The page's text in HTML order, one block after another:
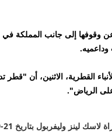
وقوفها إلى جانب المملكة في
وداعميه.
القطرية، الاثنين، أن
على الرياض".
وليفربول بتاريخ 21-09-2023 الدوري الأوروبي